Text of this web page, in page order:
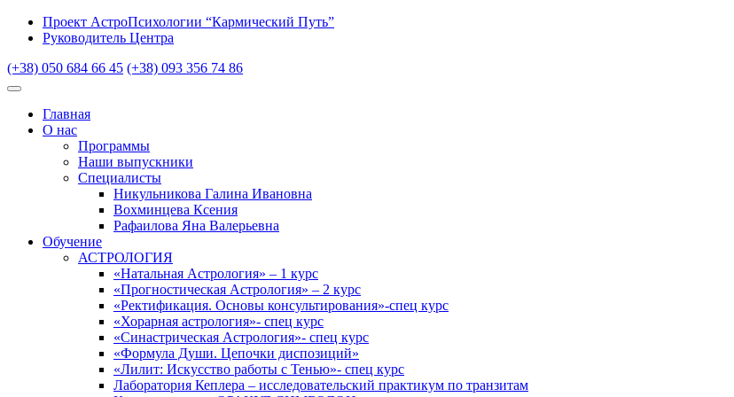
Проект АстроПсихологии “Кармический Путь”
Руководитель Центра
(+38) 050 684 66 45 (+38) 093 356 74 86
Главная
О нас
Программы
Наши выпускники
Специалисты
Никульникова Галина Ивановна
Вохминцева Ксения
Рафаилова Яна Валерьевна
Обучение
АСТРОЛОГИЯ
«Натальная Астрология» – 1 курс
«Прогностическая Астрология» – 2 курс
«Ректификация. Основы консультирования»-спец курс
«Хорарная астрология»- спец курс
«Синастрическая Астрология»- спец курс
«Формула Души. Цепочки диспозиций»
«Лилит: Искусство работы с Тенью»- спец курс
Лаборатория Кеплера – исследовательский практикум по транзитам